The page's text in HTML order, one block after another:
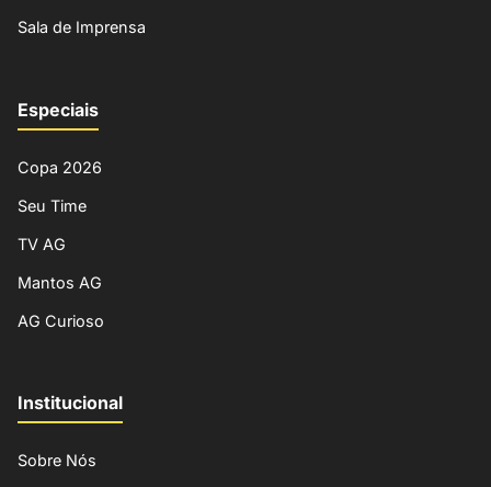
Sala de Imprensa
Especiais
Copa 2026
Seu Time
TV AG
Mantos AG
AG Curioso
Institucional
Sobre Nós